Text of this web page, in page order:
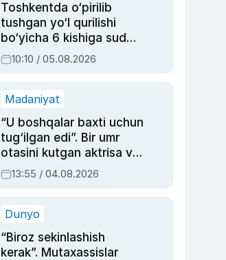
Toshkentda o‘pirilib
tushgan yo‘l qurilishi
bo‘yicha 6 kishiga sud
hukmi o‘qildi
10:10 / 05.08.2026
Madaniyat
“U boshqalar baxti uchun
tug‘ilgan edi”. Bir umr
otasini kutgan aktrisa va
dublyaj ustasi Rimma
Ahmedovaning
13:55 / 04.08.2026
Dunyo
“Biroz sekinlashish
kerak”. Mutaxassislar